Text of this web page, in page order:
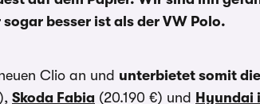
besser ist als der VW Polo.
Clio an und unterbietet somit
Skoda Fabia (20.190 €) und Hyundai